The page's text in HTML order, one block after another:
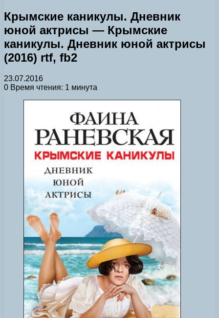
Крымские каникулы. Дневник
юной актрисы — Крымские
каникулы. Дневник юной актрисы
(2016) rtf, fb2
23.07.2016
0 Время чтения: 1 минута